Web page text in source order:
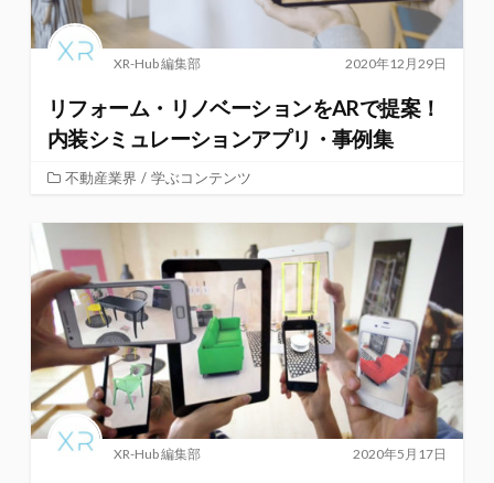
2020年12月29日
XR-Hub 編集部
リフォーム・リノベーションをARで提案！
内装シミュレーションアプリ・事例集
不動産業界 / 学ぶコンテンツ
2020年5月17日
XR-Hub 編集部